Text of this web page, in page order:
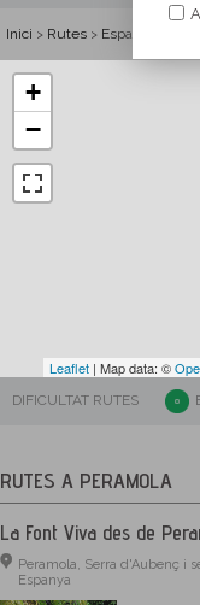
Inici > Rutes > Espanya
+
−
Leaflet | Map data: ©
DIFICULTAT RUTES
RUTES A PERAMOLA
La Font Viva des de
Peramola, Serra d'Aubenç i
Espanya